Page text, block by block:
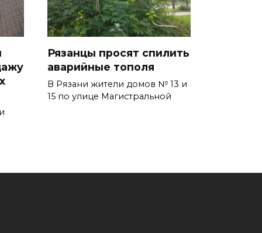
Рязанцы просят спилить
аварийные тополя
В Рязани жители домов № 13 и
15 по улице Магистральной